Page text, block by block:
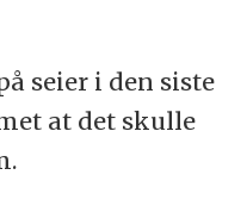
seier i den siste
at det skulle